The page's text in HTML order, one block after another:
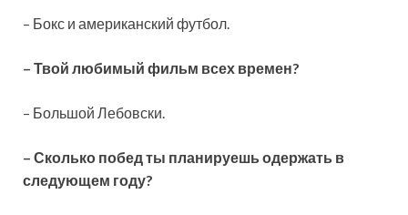
– Бокс и американский футбол.
– Твой любимый фильм всех времен?
– Большой Лебовски.
– Сколько побед ты планируешь одержать в
следующем году?